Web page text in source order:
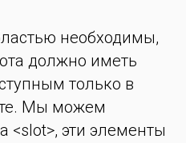
необходимы,
должно иметь
только в
Мы можем
<slot>, эти элементы